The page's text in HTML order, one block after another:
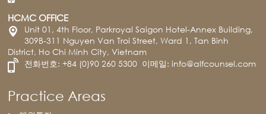
HCMC OFFICE
Unit 01, 4th Floor, Parkroyal Saigon Hotel-Annex Building,
309B-311 Nguyen Van Troi Street, Ward 1, Tan Binh
District, Ho Chi Minh City, Vietnam
전화번호:+84 (0)90 260 5300 이메일:info@alfcounsel.com
Practice Areas